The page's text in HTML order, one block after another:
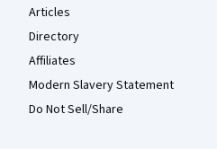
Articles
Directory
Affiliates
Modern Slavery Statement
Do Not Sell/Share